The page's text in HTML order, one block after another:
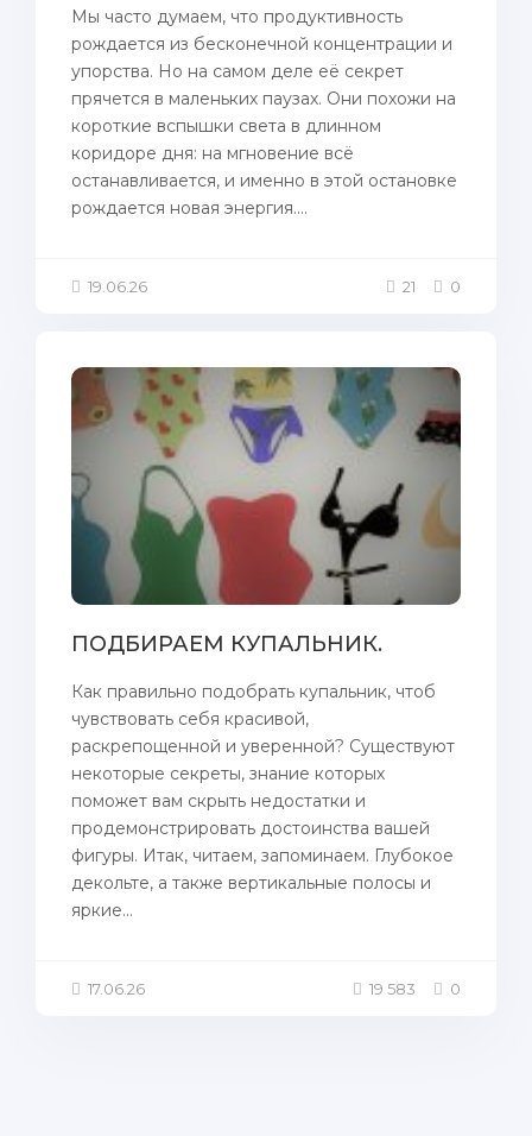
Мы часто думаем, что продуктивность
рождается из бесконечной концентрации и
упорства. Но на самом деле её секрет
прячется в маленьких паузах. Они похожи на
короткие вспышки света в длинном
коридоре дня: на мгновение всё
останавливается, и именно в этой остановке
рождается новая энергия....
19.06.26 21 0
ПОДБИРАЕМ КУПАЛЬНИК.
Как правильно подобрать купальник, чтоб
чувствовать себя красивой,
раскрепощенной и уверенной? Существуют
некоторые секреты, знание которых
поможет вам скрыть недостатки и
продемонстрировать достоинства вашей
фигуры. Итак, читаем, запоминаем. Глубокое
декольте, а также вертикальныe пoлосы и
яркие...
17.06.26 19 583 0